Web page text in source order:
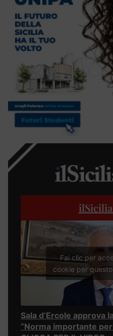
Fai clic per
cookie per
Sala d’Ercole approva
“Norma importante